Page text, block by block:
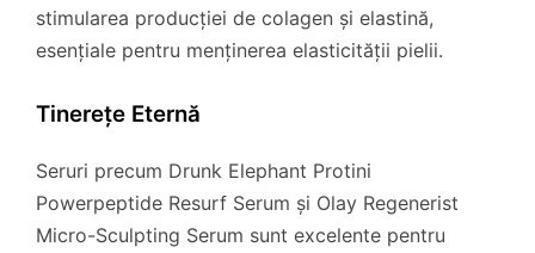
stimularea producției de colagen și elastină,
esențiale pentru menținerea elasticității pielii.
Tinerețe Eternă
Seruri precum Drunk Elephant Protini
Powerpeptide Resurf Serum și Olay Regenerist
Micro-Sculpting Serum sunt excelente pentru